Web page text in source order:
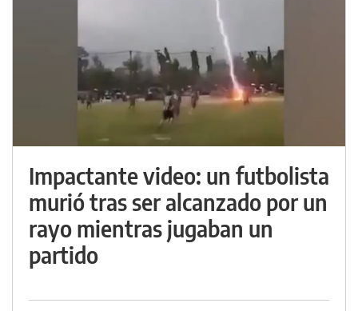
Impactante video: un futbolista
murió tras ser alcanzado por un
rayo mientras jugaban un
partido